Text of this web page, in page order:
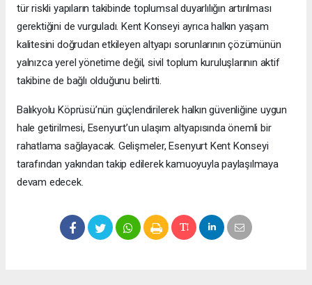
tür riskli yapıların takibinde toplumsal duyarlılığın artırılması
gerektiğini de vurguladı. Kent Konseyi ayrıca halkın yaşam
kalitesini doğrudan etkileyen altyapı sorunlarının çözümünün
yalnızca yerel yönetime değil, sivil toplum kuruluşlarının aktif
takibine de bağlı olduğunu belirtti.
Balıkyolu Köprüsü’nün güçlendirilerek halkın güvenliğine uygun
hale getirilmesi, Esenyurt’un ulaşım altyapısında önemli bir
rahatlama sağlayacak. Gelişmeler, Esenyurt Kent Konseyi
tarafından yakından takip edilerek kamuoyuyla paylaşılmaya
devam edecek.